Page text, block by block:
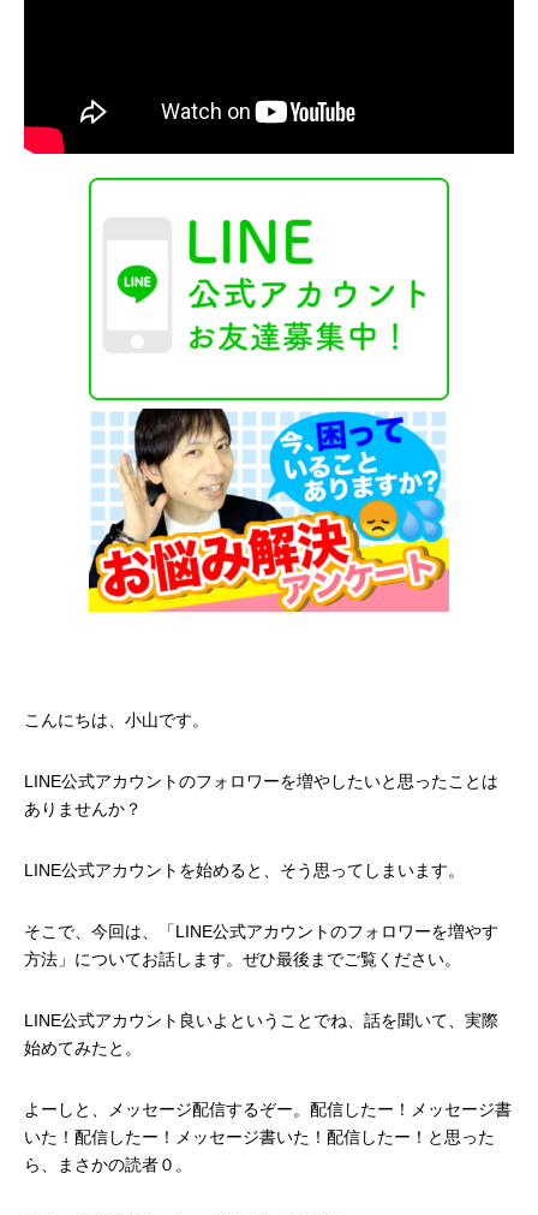
こんにちは、小山です。
LINE公式アカウントのフォロワーを増やしたいと思ったことは
ありませんか？
LINE公式アカウントを始めると、そう思ってしまいます。
そこで、今回は、「LINE公式アカウントのフォロワーを増やす
方法」についてお話します。ぜひ最後までご覧ください。
LINE公式アカウント良いよということでね、話を聞いて、実際
始めてみたと。
よーしと、メッセージ配信するぞー。配信したー！メッセージ書
いた！配信したー！メッセージ書いた！配信したー！と思った
ら、まさかの読者０。